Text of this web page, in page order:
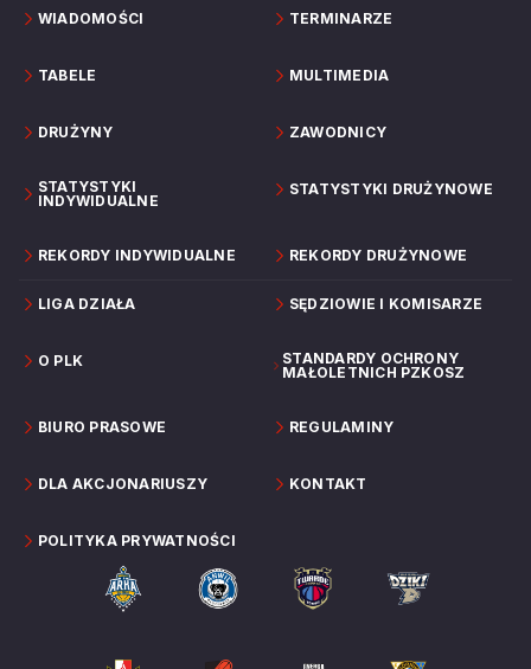
WIADOMOŚCI TERMINARZE
TABELE MULTIMEDIA
DRUŻYNY ZAWODNICY
STATYSTYKI
INDYWIDUALNE
STATYSTYKI DRUŻYNOWE
REKORDY INDYWIDUALNE REKORDY DRUŻYNOWE
LIGA DZIAŁA SĘDZIOWIE I KOMISARZE
O PLK
STANDARDY OCHRONY
MAŁOLETNICH PZKOSZ
BIURO PRASOWE REGULAMINY
DLA AKCJONARIUSZY KONTAKT
POLITYKA PRYWATNOŚCI